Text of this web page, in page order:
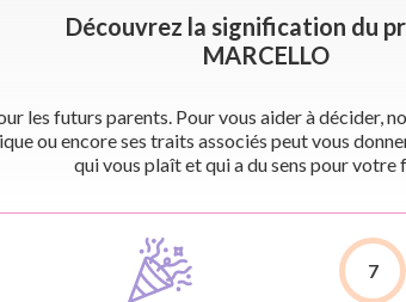
Découvrez la signification du
MARCELLO
les futurs parents. Pour vous aider à décider,
ou encore ses traits associés peut vous
qui vous plaît et qui a du sens pour votre
7